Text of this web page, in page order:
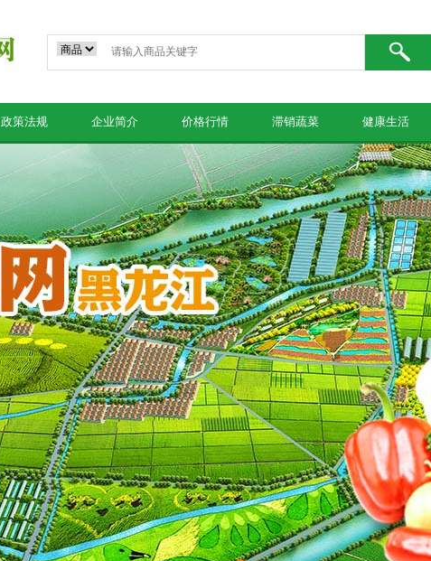
政策法规 企业简介 价格行情 滞销蔬菜 健康生活